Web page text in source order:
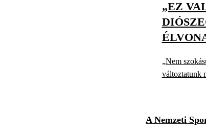
„EZ
„Nem
változtatunk
A Nemzeti